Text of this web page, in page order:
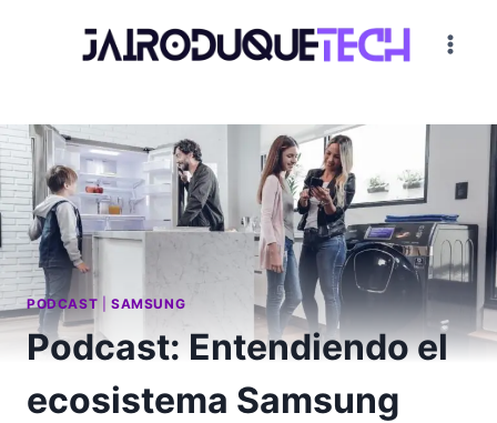
PODCAST SAMSUNG
Podcast: Entendiendo el
ecosistema Samsung